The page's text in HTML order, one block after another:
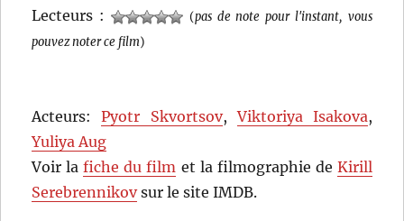
Lecteurs : (pas de note pour l'instant, vous
pouvez noter ce film)
Acteurs:Pyotr Skvortsov,Viktoriya Isakova,
Yuliya Aug
Voir lafiche du film et la filmographie de Kirill
Serebrennikovsur le site IMDB.